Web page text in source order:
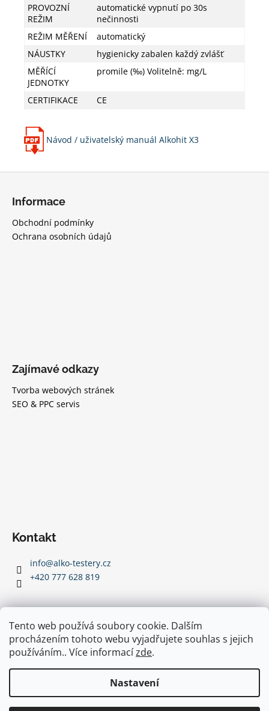
Tento web používá soubory cookie. Dalším
procházením tohoto webu vyjadřujete souhlas s jejich
používáním.. Více informacízde.
Nastavení
PROVOZNÍ
REŽIM
automatické vypnutí po 30s
nečinnosti
REŽIM MĚŘENÍ
automatický
NÁUSTKY
hygienicky zabalen každý zvlášť
MĚŘÍCÍ
JEDNOTKY
promile (‰) Volitelně: mg/L
CERTIFIKACE CE
Návod / uživatelský manuál Alkohit X3
Informace
Obchodní podmínky
Ochrana osobních údajů
Zajímavé odkazy
Tvorba webových stránek
SEO & PPC servis
Kontakt
info@alko-testery.cz
+420 777 628 819